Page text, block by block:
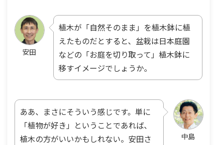
安田
植木が「自然そのまま」を植木鉢に植
えたものだとすると、盆栽は日本庭園
などの「お庭を切り取って」植木鉢に
移すイメージでしょうか。
中島
ああ、まさにそういう感じです。単に
「植物が好き」ということであれば、
植木の方がいいかもしれない。安田さ